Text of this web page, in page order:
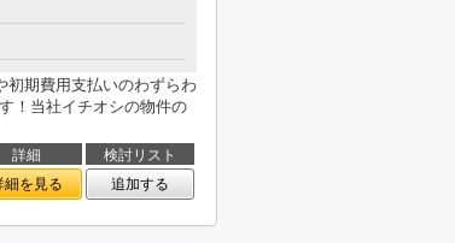
初期費用支払いのわずらわ
！当社イチオシの物件の
詳細
検討リスト
細を見る 追加する